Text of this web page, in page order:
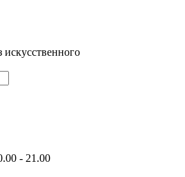
искусственного
- 21.00